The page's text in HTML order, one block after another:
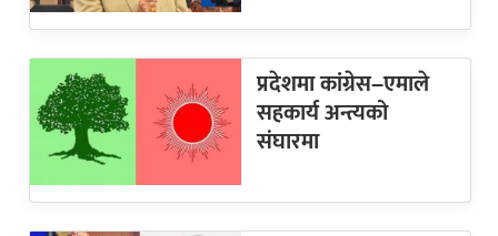
प्रदेशमा कांग्रेस–एमाले
सहकार्य अन्त्यको
संघारमा